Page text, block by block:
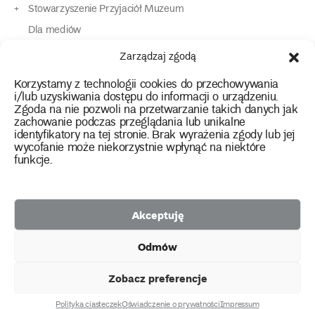
Zarządzaj zgodą
Korzystamy z technologii cookies do przechowywania
i/lub uzyskiwania dostępu do informacji o urządzeniu.
Zgoda na nie pozwoli na przetwarzanie takich danych jak
zachowanie podczas przeglądania lub unikalne
identyfikatory na tej stronie. Brak wyrażenia zgody lub jej
wycofanie może niekorzystnie wpłynąć na niektóre
funkcje.
Akceptuję
Odmów
Zobacz preferencje
Polityka ciasteczekOświadczenie o prywatnościImpressum
Stowarzyszenie Przyjaciół Muzeum
Dla mediów
Dla osób o specjalnych potrzebach
Kontakt
instagram
twitterfacebookyoutube
tiktok
2026 Copyright by Muzeum Narodowe we Wrocławiu
Polityka prywatności
Etnograficznego
Facebook
Racławickiej
facebook
Przyjaciół